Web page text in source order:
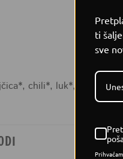
chili*, luk*, peršin*,
ti
sve
Prihvaćam